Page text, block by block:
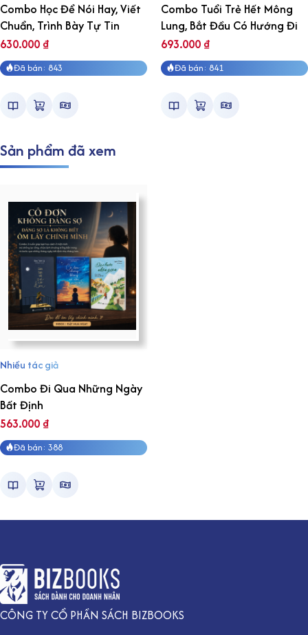
Combo Học Để Nói Hay, Viết
Chuẩn, Trình Bày Tự Tin
630.000₫
Đã bán: 843
Combo Tuổi Trẻ Hết Mông
Lung, Bắt Đầu Có Hướng Đi
693.000₫
Đã bán: 841
Sản phẩm đã xem
Nhiều tác giả
Combo Đi Qua Những Ngày
Bất Định
563.000₫
Đã bán: 388
CÔNG TY CỔ PHẦN SÁCH BIZBOOKS